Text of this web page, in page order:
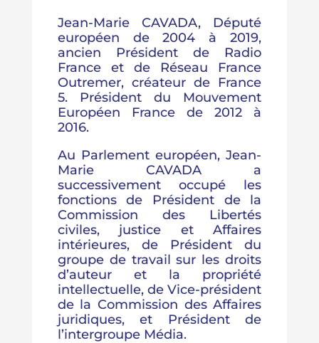
Jean-Marie CAVADA, Député
européen de 2004 à 2019,
ancien Président de Radio
France et de Réseau France
Outremer, créateur de France
5. Président du Mouvement
Européen France de 2012 à
2016.
Au Parlement européen, Jean-
Marie CAVADA a
successivement occupé les
fonctions de Président de la
Commission des Libertés
civiles, justice et Affaires
intérieures, de Président du
groupe de travail sur les droits
d’auteur et la propriété
intellectuelle, de Vice-président
de la Commission des Affaires
juridiques, et Président de
l’intergroupe Média.